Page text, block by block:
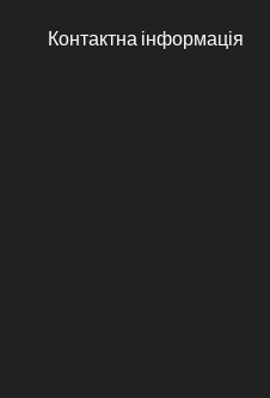
Контактна інформація